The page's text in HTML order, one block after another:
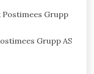
Grupp
Grupp AS